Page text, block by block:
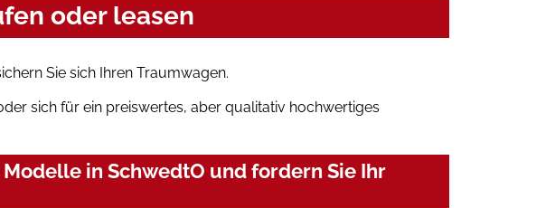
oder leasen
Sie sich Ihren Traumwagen.
sich für ein preiswertes, aber qualitativ hochwertiges
in SchwedtO und fordern Sie Ihr